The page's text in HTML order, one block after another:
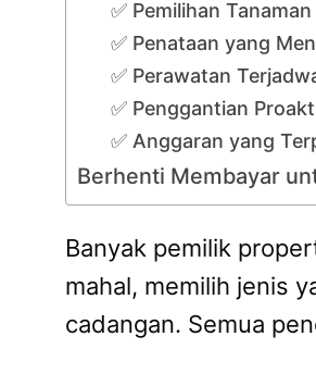
✅ Pemilihan
✅ Penataan yang
✅ Perawatan
✅ Penggantian
✅ Anggaran yang
Berhenti Membayar
Banyak pemilik
mahal, memilih jenis
cadangan. Semua